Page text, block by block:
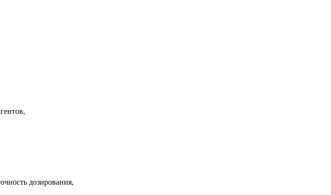
дозирования,